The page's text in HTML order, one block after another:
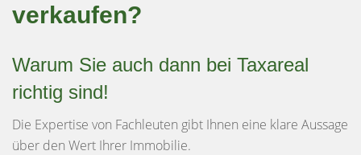
verkaufen?
Warum Sie auch dann bei Taxareal
richtig sind!
Die Expertise von Fachleuten gibt Ihnen eine klare Aussage
über den Wert Ihrer Immobilie.